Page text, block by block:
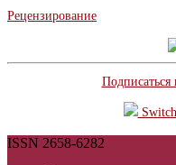
Рецензирование
Подписаться
Switch
ISSN 2658-6282